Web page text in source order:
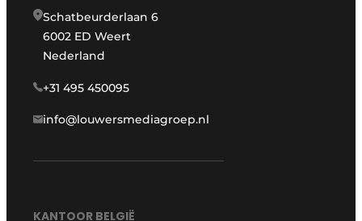
Schatbeurderlaan 6
6002 ED Weert
Nederland
+31 495 450095
info@louwersmediagroep.nl
KANTOOR BELGIË